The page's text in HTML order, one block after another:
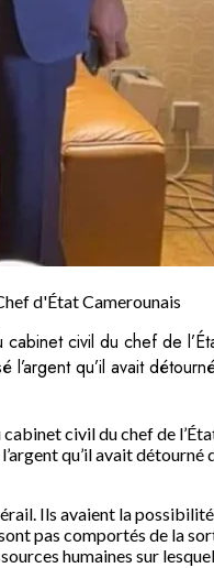
d'État Camerounais
civil du chef de
qu’il avait
civil du chef de
qu’il avait détourné
Ils avaient la
pas comportés de la
humaines sur